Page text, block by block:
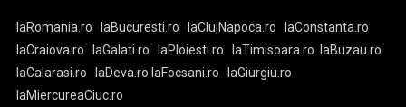
laRomania.ro laBucuresti.ro laClujNapoca.ro
laConstanta.ro
laCraiova.ro
laGalati.ro laPloiesti.ro laTimisoara.ro
laBuzau.ro
laCalarasi.ro
laDeva.ro laFocsani.ro
laGiurgiu.ro
laMiercureaCiuc.ro